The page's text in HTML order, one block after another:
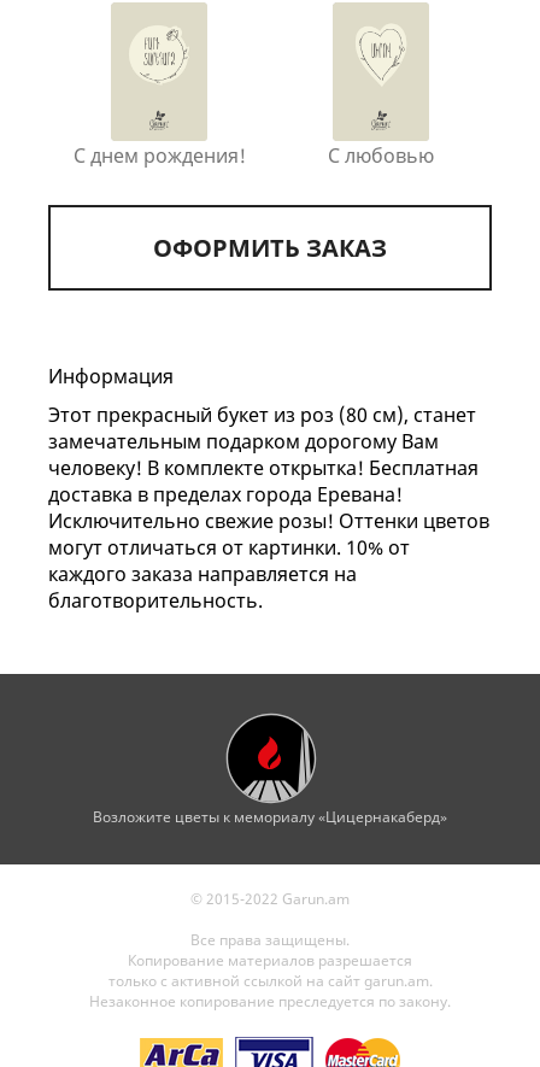
С днем рождения! С любовью
ОФОРМИТЬ ЗАКАЗ
Информация
Этот прекрасный букет из роз (80 см), станет
замечательным подарком дорогому Вам
человеку! В комплекте открытка! Бесплатная
доставка в пределах города Еревана!
Исключительно свежие розы! Оттенки цветов
могут отличаться от картинки. 10% от
каждого заказа направляется на
благотворительность.
Возложите цветы к мемориалу «Цицернакаберд»
© 2015-2022 Garun.am
Все права защищены.
Копирование материалов разрешается
только с активной ссылкой на сайт garun.am.
Незаконное копирование преследуется по закону.